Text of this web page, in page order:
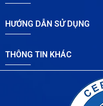
HƯỚNG DẪN SỬ DỤNG
THÔNG TIN KHÁC